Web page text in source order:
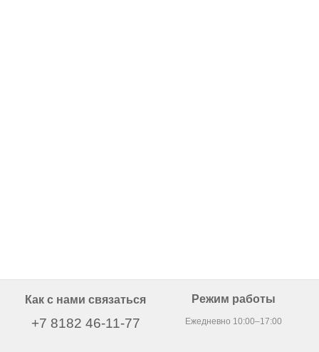
Как с нами связаться
+7 8182 46-11-77
Режим работы
Ежедневно 10:00–17:00